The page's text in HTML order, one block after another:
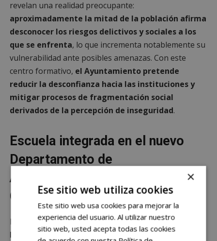
revelan una realidad preocupante:
aproximadamente la mitad de la población afirma
desconocer los riesgos delictivos y sociales a los
que se enfrenta, lo que incrementa notablemente su
vulnerabilidad ante posibles amenazas. Con este
centro formativo, el Ayuntamiento pretende
reducir la desconfianza hacia las instituciones y
mitigar procesos de fragmentación social
derivados de la percepción de inseguridad.
Escuela integrada en el nuevo
Departamento de
Autoprotección Ciudadana y
Corporativa
La escuela se integrará dentro delnuevo
Departamento de Autoprotección Ciudadana y
×
Ese sitio web utiliza cookies
Este sitio web usa cookies para mejorar la
experiencia del usuario. Al utilizar nuestro
sitio web, usted acepta todas las cookies